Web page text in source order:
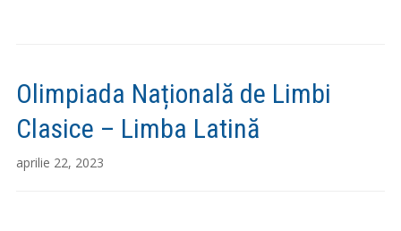
Olimpiada Națională de Limbi
Clasice – Limba Latină
aprilie 22, 2023